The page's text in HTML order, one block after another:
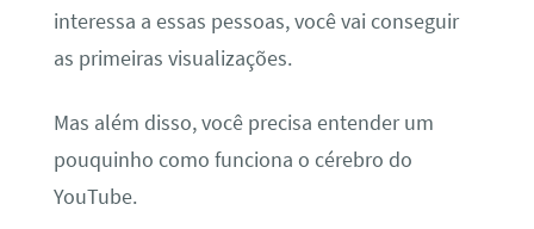
interessa a essas pessoas, você vai conseguir
as primeiras visualizações.
Mas além disso, você precisa entender um
pouquinho como funciona o cérebro do
YouTube.